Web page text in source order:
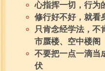
心指挥一切，行为
修行好不好，就看
只肯念经学法，不
市蜃楼、空中楼阁
不要把一点一滴当
伏